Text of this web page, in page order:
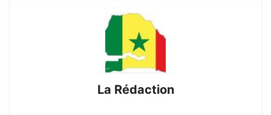
La Rédaction